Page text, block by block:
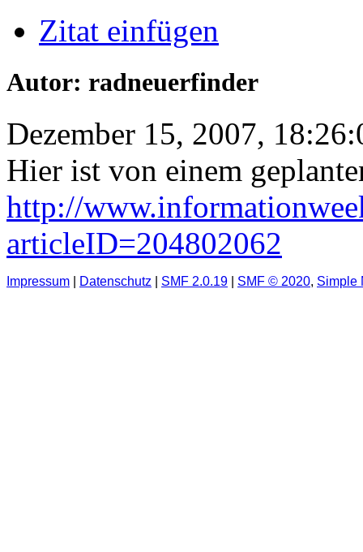
Zitat einfügen
Autor: radneuerfinder
Dezember 15, 2007,
Hier ist von einem
http://
articleID=204802062
Impressum Datenschutz SMF 2.0.19 SMF © 2020, Simple